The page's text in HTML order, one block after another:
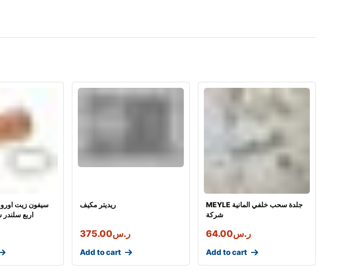
سيفون زيت
اربع سلندر سعة 2.0
ريديتر مكيف
ر.س375.00
Add to cart
MEYLE جلدة سحب خلفي المانية
شركة
ر.س64.00
Add to cart